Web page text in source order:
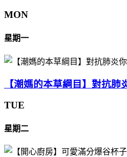
MON
星期一
【潮媽的本草綱目】對抗肺
TUE
星期二